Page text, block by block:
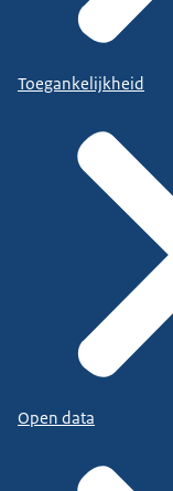
Toegankelijkheid
Open data